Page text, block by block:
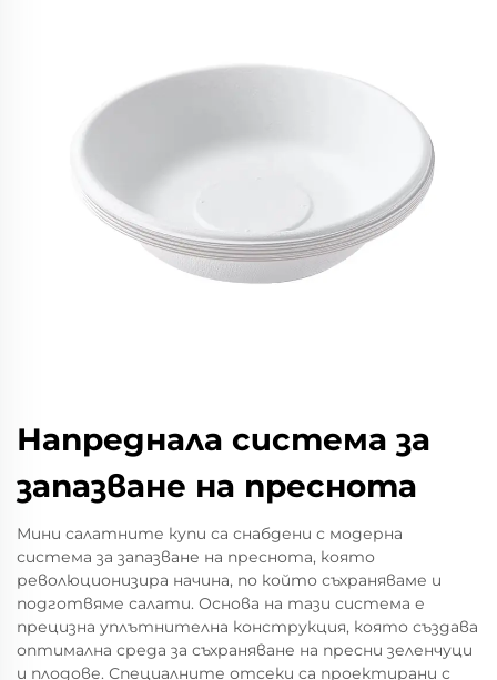
Напреднала система за
запазване на преснота
Мини салатните купи са снабдени с модерна
система за запазване на преснота, която
революционизира начина, по който съхраняваме и
подготвяме салати. Основа на тази система е
прецизна уплътнителна конструкция, която създава
оптимална среда за съхраняване на пресни зеленчуци
и плодове. Специалните отсеки са проектирани с